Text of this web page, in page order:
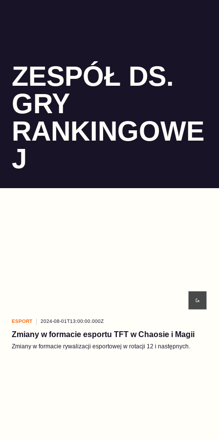
ZESPÓŁ DS.
GRY
RANKINGOWE
J
ESPORT 2024-08-01T13:00:00.000Z
Zmiany w formacie esportu TFT w Chaosie i Magii
Zmiany w formacie rywalizacji esportowej w rotacji 12 i następnych.